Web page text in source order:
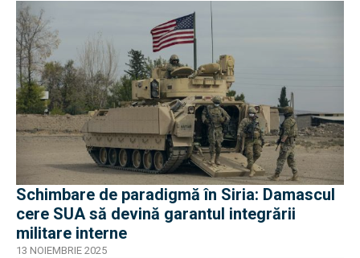
Schimbare de paradigmă în Siria: Damascul
cere SUA să devină garantul integrării
militare interne
13 NOIEMBRIE 2025